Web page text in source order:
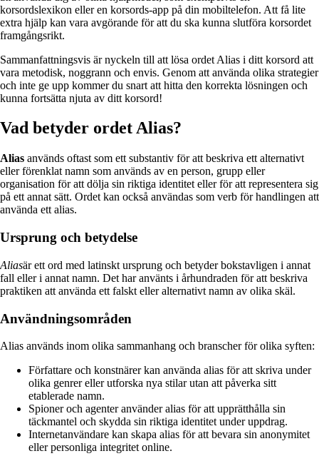
korsordslexikon eller en korsords-app på din mobiltelefon. Att få lite
extra hjälp kan vara avgörande för att du ska kunna slutföra korsordet
framgångsrikt.
Sammanfattningsvis är nyckeln till att lösa ordet Alias i ditt korsord att
vara metodisk, noggrann och envis. Genom att använda olika strategier
och inte ge upp kommer du snart att hitta den korrekta lösningen och
kunna fortsätta njuta av ditt korsord!
Vad betyder ordet Alias?
Alias används oftast som ett substantiv för att beskriva ett alternativt
eller förenklat namn som används av en person, grupp eller
organisation för att dölja sin riktiga identitet eller för att representera sig
på ett annat sätt. Ordet kan också användas som verb för handlingen att
använda ett alias.
Ursprung och betydelse
Aliasär ett ord med latinskt ursprung och betyder bokstavligen i annat
fall eller i annat namn. Det har använts i århundraden för att beskriva
praktiken att använda ett falskt eller alternativt namn av olika skäl.
Användningsområden
Alias används inom olika sammanhang och branscher för olika syften:
Författare och konstnärer kan använda alias för att skriva under
olika genrer eller utforska nya stilar utan att påverka sitt
etablerade namn.
Spioner och agenter använder alias för att upprätthålla sin
täckmantel och skydda sin riktiga identitet under uppdrag.
Internetanvändare kan skapa alias för att bevara sin anonymitet
eller personliga integritet online.